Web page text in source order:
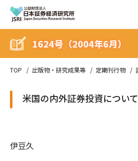
TOP 出版物・研究成果等 定期刊行物
1624号（2004年6月）
米国の内外証券投資について
伊豆久